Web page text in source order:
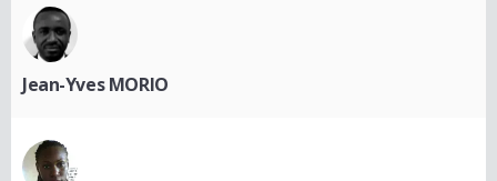
Jean-Yves MORIO